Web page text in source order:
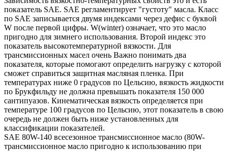
показатель SAE. SAE регламентирует "густоту" масла. Класс
по SAE записывается двумя индексами через дефис с буквой
W после первой цифры. W(winter) означает, что это масло
пригодно для зимнего использования. Второй индекс это
показатель высокотемпературной вязкости. Для
трансмиссионных масел очень Важно понимать два
показателя, которые помогают определить нагрузку с которой
сможет справиться защитная масляная пленка. При
температурах ниже 0 градусов по Цельсию, вязкость жидкости
по Брукфильду не должна превышать показателя 150 000
сантипуазов. Кинематическая вязкость определяется при
температуре 100 градусов по Цельсию, этот показатель в свою
очередь не должен быть ниже установленных для
классификации показателей.
SAE 80W-140 всесезонное трансмиссионное масло (80W-
трансмиссионное масло пригодно к использованию при